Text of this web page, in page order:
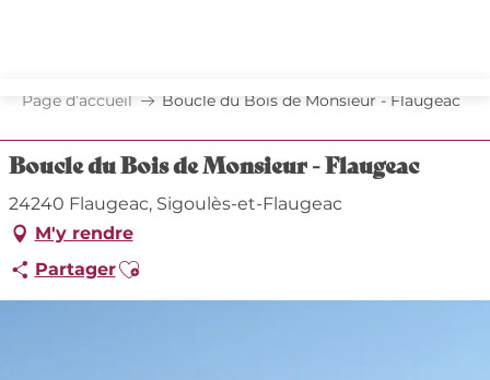
principal
Page d’accueil Boucle du Bois de Monsieur - Flaugeac
Boucle du Bois de Monsieur - Flaugeac
24240 Flaugeac, Sigoulès-et-Flaugeac
M'y rendre
PartagerAjouter aux favoris